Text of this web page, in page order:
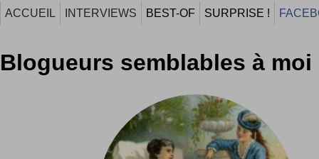
ACCUEIL INTERVIEWS BEST-OF SURPRISE !
Blogueurs semblables à moi